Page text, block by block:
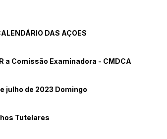
DAS AÇOES
a Comissão Examinadora - CMDCA
julho de 2023 Domingo
Tutelares